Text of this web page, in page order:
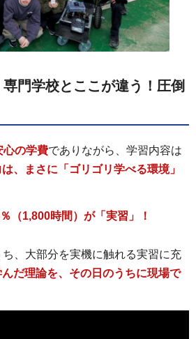
専門学校とここが違う！圧倒
心の学費でありながら、学習内容は
、まさに「ゴリゴリ学べる環境」
（1,800時間）が「実習」！
、大部分を実機に触れる実習に充
だ理論を、その日のうちに現場で